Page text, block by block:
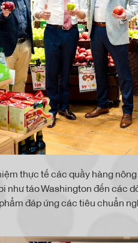
thực tế các quầy hàng
như táo Washington đến các
đáp ứng các tiêu chuẩn